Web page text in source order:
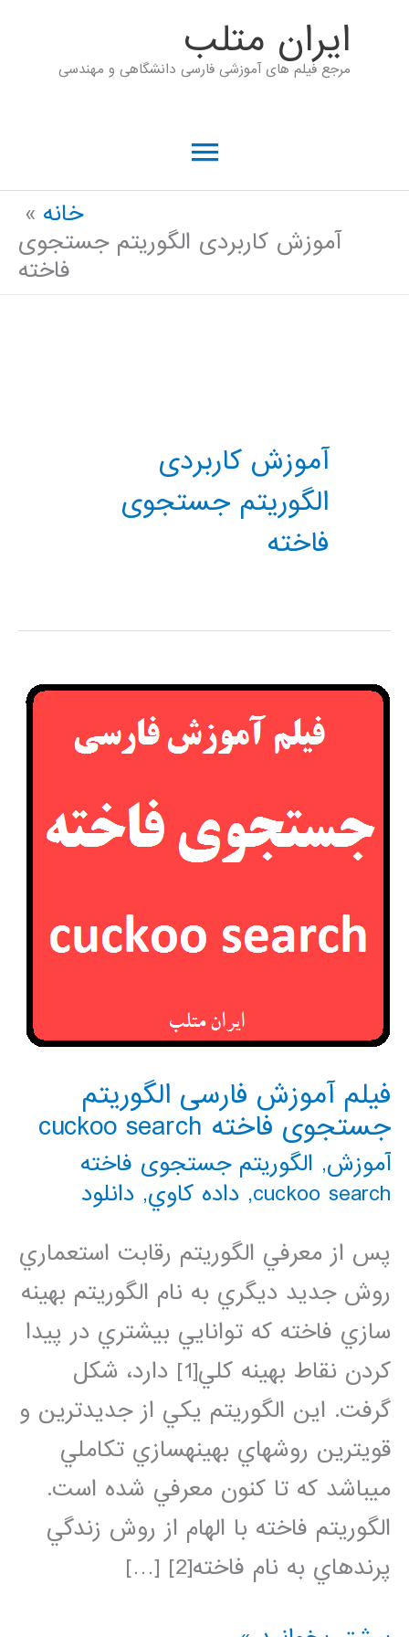
ايران متلب
مرجع فیلم های آموزشی فارسی دانشگاهی و مهندسی
فهرست
خانه
آموزش کاربردی الگوریتم جستجوی
فاخته
آموزش کاربردی
الگوریتم جستجوی
فاخته
فیلم آموزش فارسی الگوریتم
جستجوی فاخته cuckoo search
آموزش, الگوریتم جستجوی فاخته
cuckoo search
, داده كاوي, دانلود
پس از معرفي الگوريتم رقابت استعماري
روش جديد ديگري به نام الگوريتم بهينه
سازي فاخته كه توانايي بيشتري در پيدا
كردن نقاط بهينه كلي[1] دارد، شكل
گرفت. اين الگوريتم يكي از جديدترين و
قويترين روشهاي بهينهسازي تكاملي
ميباشد كه تا كنون معرفي شده است.
الگوريتم فاخته با الهام از روش زندگي
پرندهاي به نام فاخته[2] […]